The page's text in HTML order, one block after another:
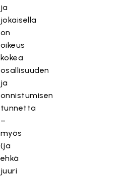
ja
jokaisella
on
oikeus
kokea
osallisuuden
ja
onnistumisen
tunnetta
–
myös
(ja
ehkä
juuri